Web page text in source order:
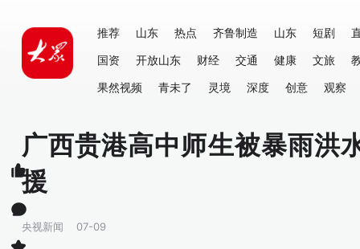
推荐 山东 热点 齐鲁制造 山东 短剧
国资
开放山东 财经 交通 健康 文旅
果然视频
青未了 灵境 深度 创意 观察
广西贵港高中师生被暴雨洪
援
央视新闻 07-09